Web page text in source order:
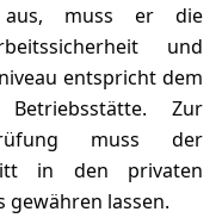
aus, muss er die
und
entspricht dem
Zur
muss der
in den privaten
gewähren lassen.